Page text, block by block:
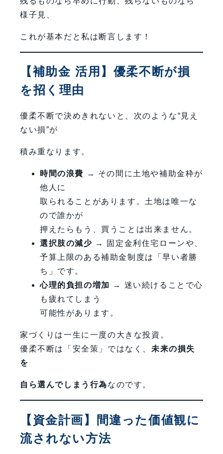
様子見、
これが基本だと私は断言します！
【補助金 活用】優柔不断が損
を招く理由
優柔不断で決めきれないと、次のような“見え
ない損”が
積み重なります。
時間の浪費
→ その間に土地や補助金枠が
他人に
取られることがあります。土地は唯一な
ので誰かが
押えたらもう、買うことは出来ません。
選択肢の減少 → 固定金利住宅ローンや、
予算上限のある補助金制度は「早い者勝
ち」です。
心理的負担の増加
→ 迷い続けることで心
も疲れてしまう
可能性があります。
家づくりは一生に一度の大きな投資。
優柔不断は「安全策」ではなく、 未来の損失
を
自ら選んでしまう行為なのです。
【資金計画】間違った価値観に
流されない方法